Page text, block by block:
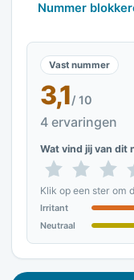
Nummer
Vast nummer
3,1/ 10
4 ervaringen
Wat vind jij van dit
Klik op een ster om
Irritant
Neutraal